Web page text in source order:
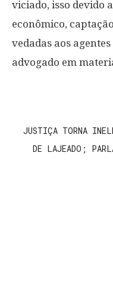
viciado, isso devido
econômico,
vedadas aos
advogado em
JUSTIÇA TORNA
DE LAJEADO;